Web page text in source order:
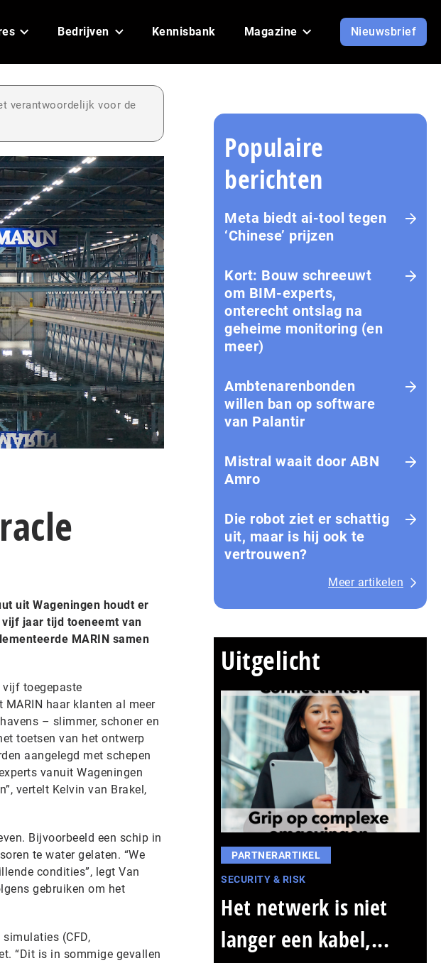
Bedrijven Kennisbank Magazine Nieuwsbrief
verantwoordelijk voor de
uit Wageningen houdt er
jaar tijd toeneemt van
MARIN samen
vijf toegepaste
haar klanten al meer
– slimmer, schoner en
toetsen van het ontwerp
aangelegd met schepen
vanuit Wageningen
vertelt Kelvin van Brakel,
Bijvoorbeeld een schip in
te water gelaten. “We
condities”, legt Van
gebruiken om het
(CFD,
“Dit is in sommige gevallen
Populaire
berichten
Meta biedt ai-tool tegen
‘Chinese’ prijzen
Kort: Bouw schreeuwt
om BIM-experts,
onterecht ontslag na
geheime monitoring (en
meer)
Ambtenarenbonden
willen ban op software
van Palantir
Mistral waait door ABN
Amro
Die robot ziet er schattig
uit, maar is hij ook te
vertrouwen?
Meer artikelen
Uitgelicht
PARTNERARTIKEL
SECURITY & RISK
Het netwerk is niet
langer een kabel,...